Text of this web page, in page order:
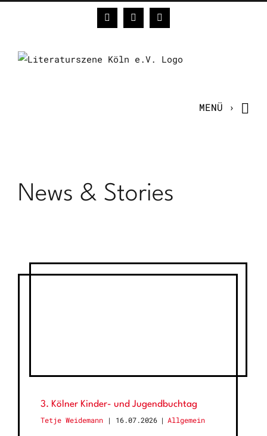
FacebookInstagram
E-
Mail
News & Stories
3. Kölner Kinder- und Jugendbuchtag
Tetje Weidemann
16.07.2026 | Allgemein